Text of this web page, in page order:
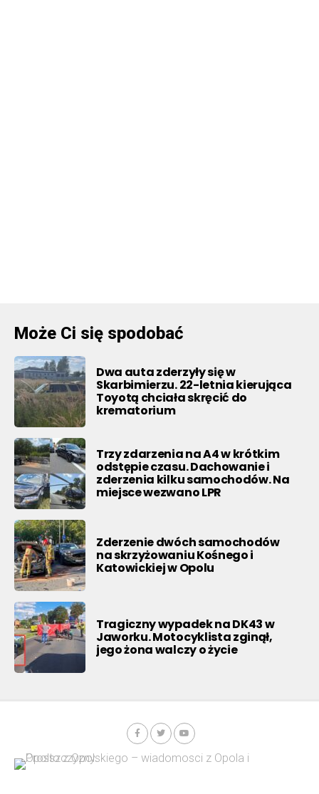
Może Ci się spodobać
Dwa auta zderzyły się w
Skarbimierzu. 22-letnia kierująca
Toyotą chciała skręcić do
krematorium
Trzy zdarzenia na A4 w krótkim
odstępie czasu. Dachowanie i
zderzenia kilku samochodów. Na
miejsce wezwano LPR
Zderzenie dwóch samochodów
na skrzyżowaniu Kośnego i
Katowickiej w Opolu
Tragiczny wypadek na DK43 w
Jaworku. Motocyklista zginął,
jego żona walczy o życie